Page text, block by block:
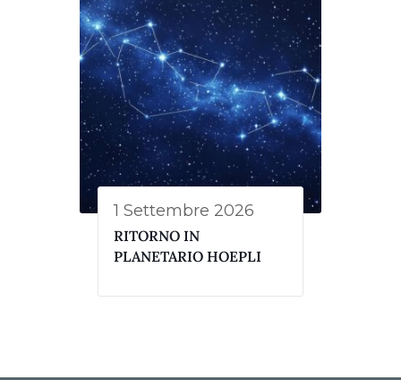
1 Settembre 2026
RITORNO IN
PLANETARIO HOEPLI